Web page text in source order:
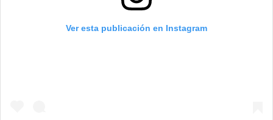
Ver esta publicación en Instagram